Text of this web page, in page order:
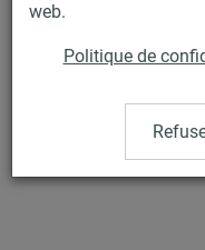
web.
Politique de